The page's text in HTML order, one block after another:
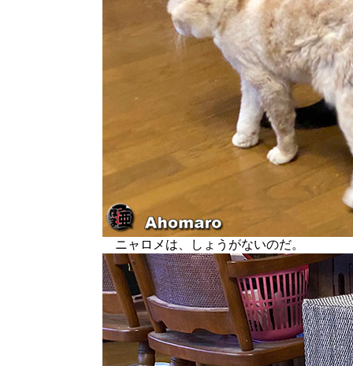
ニャロメは、しょうがないのだ。